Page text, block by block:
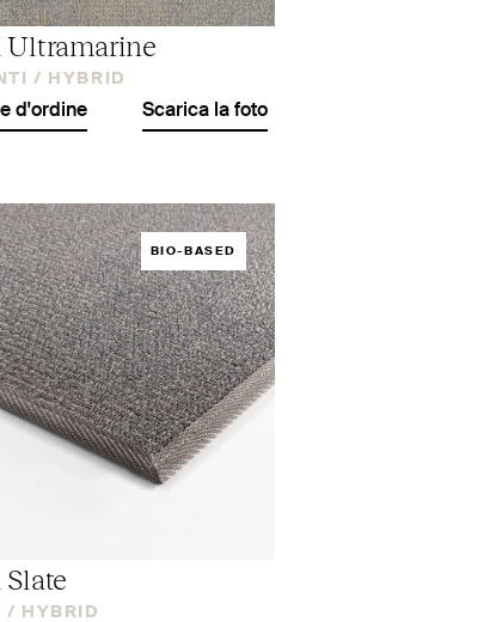
Ultramarine
/ HYBRID
d'ordine Scarica la foto
BIO-BASED
/ HYBRID